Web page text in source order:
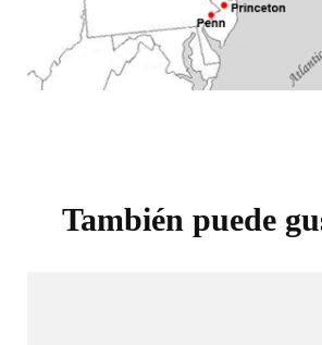
entradas
También puede